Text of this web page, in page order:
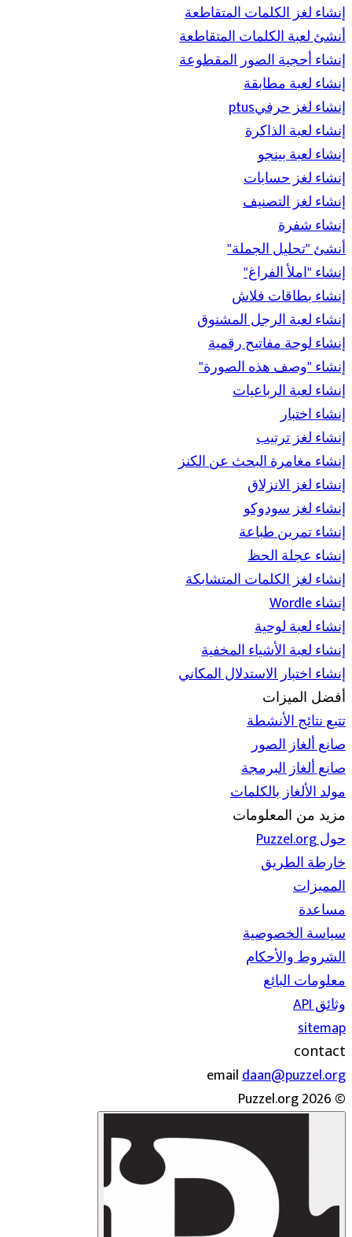
إنشاء لغز الكلمات المتقاطعة
أنشئ لعبة الكلمات المتقاطعة
إنشاء أحجية الصور المقطوعة
إنشاء لعبة مطابقة
إنشاء لغز حرفيptus
إنشاء لعبة الذاكرة
إنشاء لعبة بينجو
إنشاء لغز حسابات
إنشاء لغز التصنيف
إنشاء شفرة
أنشئ "تحليل الجملة"
إنشاء "املأ الفراغ"
إنشاء بطاقات فلاش
إنشاء لعبة الرجل المشنوق
إنشاء لوحة مفاتيح رقمية
إنشاء "وصف هذه الصورة"
إنشاء لعبة الرباعيات
إنشاء اختبار
إنشاء لغز ترتيب
إنشاء مغامرة البحث عن الكنز
إنشاء لغز الانزلاق
إنشاء لغز سودوكو
إنشاء تمرين طباعة
إنشاء عجلة الحظ
إنشاء لغز الكلمات المتشابكة
إنشاء Wordle
إنشاء لعبة لوحية
إنشاء لعبة الأشياء المخفية
إنشاء اختبار الاستدلال المكاني
أفضل الميزات
تتبع نتائج الأنشطة
صانع ألغاز الصور
صانع ألغاز البرمجة
مولد الألغاز بالكلمات
مزيد من المعلومات
حول Puzzel.org
خارطة الطريق
المميزات
مساعدة
سياسة الخصوصية
الشروط والأحكام
معلومات البائع
وثائق API
sitemap
contact
emaildaan@puzzel.org
© 2026 Puzzel.org